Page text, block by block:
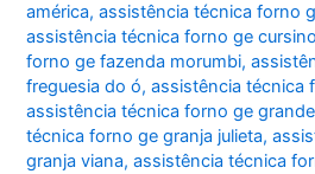
américa,assistência técnica forno
assistência técnica forno ge cursino
forno ge fazenda morumbi,
freguesia do ó,assistência técnica
assistência técnica forno ge
técnica forno ge granja julieta,
granja viana,assistência técnica